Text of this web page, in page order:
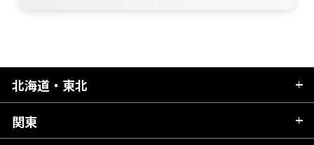
北海道・東北
北海道
関東